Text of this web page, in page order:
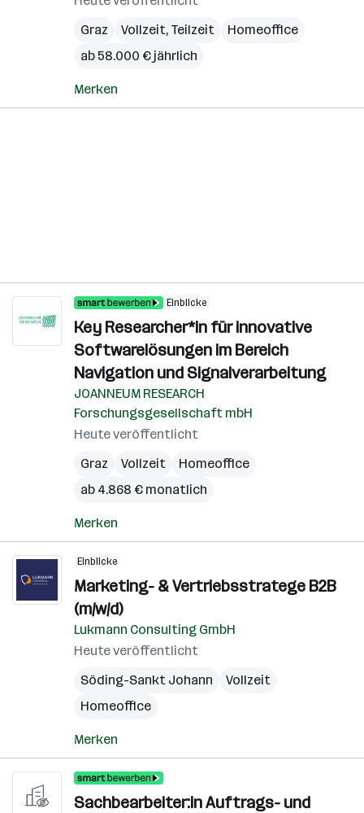
Graz
Vollzeit, Teilzeit
Homeoffice
ab 58.000 € jährlich
Merken
Einblicke
Key Researcher*in für innovative
Softwarelösungen im Bereich
Navigation und Signalverarbeitung
JOANNEUM RESEARCH
Forschungsgesellschaft mbH
Heute veröffentlicht
Graz
Vollzeit
Homeoffice
ab 4.868 € monatlich
Merken
Einblicke
Marketing- & Vertriebsstratege B2B
(m/w/d)
Lukmann Consulting GmbH
Heute veröffentlicht
Söding-Sankt Johann
Vollzeit
Homeoffice
Merken
Sachbearbeiter:in Auftrags- und